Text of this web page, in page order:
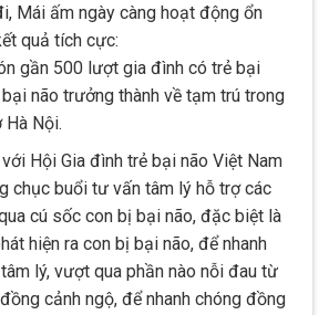
Mái ấm ngày càng hoạt động ổn
quả tích cực:
gần 500 lượt gia đình có trẻ bại
não trưởng thành về tạm trú trong
Hà Nội.
Hội Gia đình trẻ bại não Việt Nam
chục buổi tư vấn tâm lý hỗ trợ các
cú sốc con bị bại não, đặc biệt là
hiện ra con bị bại não, để nhanh
lý, vượt qua phần nào nỗi đau từ
cảnh ngộ, để nhanh chóng đồng